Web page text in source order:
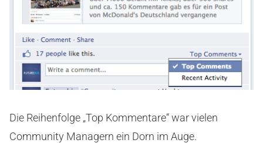
Die Reihenfolge „Top Kommentare“ war vielen
Community Managern ein Dorn im Auge.